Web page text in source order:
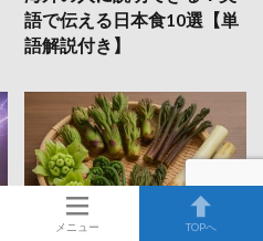
語で伝える日本食10選【単
語解説付き】
メニュー TOPへ